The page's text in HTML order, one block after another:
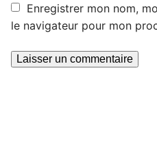
Enregistrer mon nom,
le navigateur pour mon